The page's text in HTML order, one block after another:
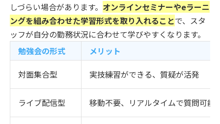
しづらい場合があります。 オンラインセミナーやeラーニ
ングを組み合わせた学習形式を取り入れることで、スタ
ッフが自分の勤務状況に合わせて学びやすくなります。
勉強会の形式
メリット
対面集合型
実技練習ができる、質疑が活発
ライブ配信型 移動不要、リアルタイムで質問可能